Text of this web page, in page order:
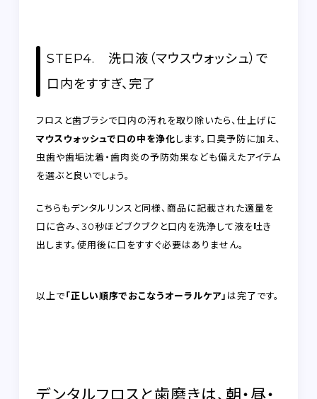
STEP4. 洗口液（マウスウォッシュ）で
口内をすすぎ、完了
フロスと歯ブラシで口内の汚れを取り除いたら、仕上げに
マウスウォッシュで口の中を浄化します。口臭予防に加え、
虫歯や歯垢沈着・歯肉炎の予防効果なども備えたアイテム
を選ぶと良いでしょう。
こちらもデンタルリンスと同様、商品に記載された適量を
口に含み、30秒ほどブクブクと口内を洗浄して液を吐き
出します。使用後に口をすすぐ必要はありません。
以上で「正しい順序でおこなうオーラルケア」 は完了です。
デンタルフロスと歯磨きは、朝・昼・